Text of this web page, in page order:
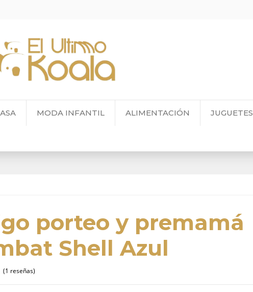
MODA INFANTIL ALIMENTACIÓN JUGUETES
porteo y premamá
Shell Azul